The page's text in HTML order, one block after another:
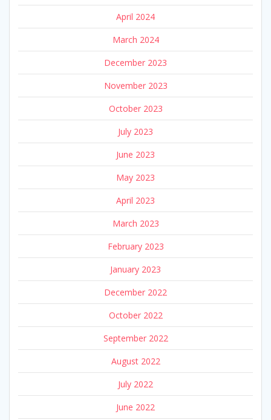
April 2024
March 2024
December 2023
November 2023
October 2023
July 2023
June 2023
May 2023
April 2023
March 2023
February 2023
January 2023
December 2022
October 2022
September 2022
August 2022
July 2022
June 2022